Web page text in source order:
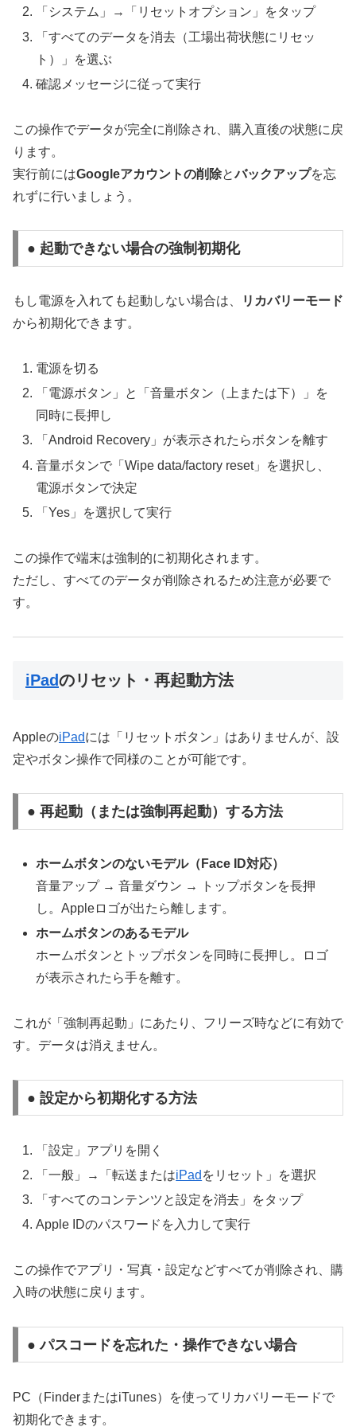
「システム」→「リセットオプション」をタップ
「すべてのデータを消去（工場出荷状態にリセッ
ト）」を選ぶ
確認メッセージに従って実行
この操作でデータが完全に削除され、購入直後の状態に戻
ります。
実行前にはGoogleアカウントの削除とバックアップを忘
れずに行いましょう。
● 起動できない場合の強制初期化
もし電源を入れても起動しない場合は、
リカバリーモード
から初期化できます。
電源を切る
「電源ボタン」と「音量ボタン（上または下）」を
同時に長押し
「Android Recovery」が表示されたらボタンを離す
音量ボタンで「Wipe data/factory reset」を選択し、
電源ボタンで決定
「Yes」を選択して実行
この操作で端末は強制的に初期化されます。
ただし、すべてのデータが削除されるため注意が必要で
す。
iPadのリセット・再起動方法
AppleのiPadには「リセットボタン」はありませんが、設
定やボタン操作で同様のことが可能です。
● 再起動（または強制再起動）する方法
ホームボタンのないモデル（Face ID対応）
音量アップ → 音量ダウン → トップボタンを長押
し。Appleロゴが出たら離します。
ホームボタンのあるモデル
ホームボタンとトップボタンを同時に長押し。ロゴ
が表示されたら手を離す。
これが「強制再起動」にあたり、フリーズ時などに有効で
す。データは消えません。
● 設定から初期化する方法
「設定」アプリを開く
「一般」→「転送またはiPad をリセット」を選択
「すべてのコンテンツと設定を消去」をタップ
Apple IDのパスワードを入力して実行
この操作でアプリ・写真・設定などすべてが削除され、購
入時の状態に戻ります。
● パスコードを忘れた・操作できない場合
PC（FinderまたはiTunes）を使ってリカバリーモードで
初期化できます。